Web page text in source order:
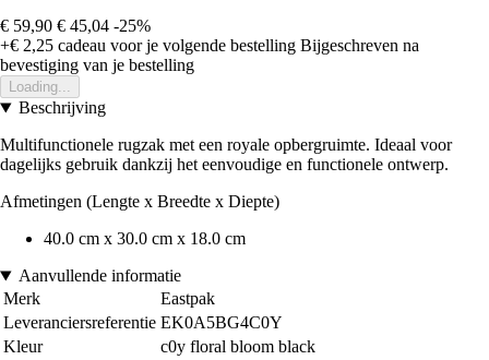
€ 59,90 € 45,04 -25%
+€ 2,25 cadeau voor je volgende bestelling Bijgeschreven na
bevestiging van je bestelling
Loading...
Beschrijving
Multifunctionele rugzak met een royale opbergruimte. Ideaal voor
dagelijks gebruik dankzij het eenvoudige en functionele ontwerp.
Afmetingen (Lengte x Breedte x Diepte)
40.0 cm x 30.0 cm x 18.0 cm
Aanvullende informatie
Merk
Eastpak
Leveranciersreferentie EK0A5BG4C0Y
Kleur
c0y floral bloom black